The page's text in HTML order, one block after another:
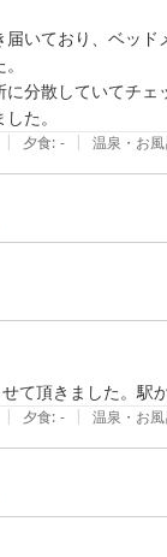
いており、ベッド
分散していてチ
た。
| 夕食: - | 温泉・お風
て頂きました。駅
| 夕食: - | 温泉・お風